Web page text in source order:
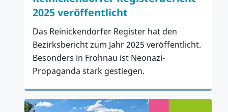
2025 veröffentlicht
Das Reinickendorfer Register hat den
Bezirksbericht zum Jahr 2025 veröffentlicht.
Besonders in Frohnau ist Neonazi-
Propaganda stark gestiegen.
Zum Artikel